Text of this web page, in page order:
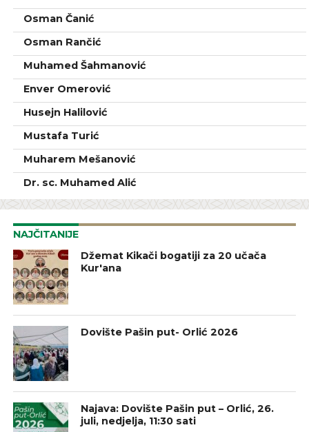
Osman Čanić
Osman Rančić
Muhamed Šahmanović
Enver Omerović
Husejn Halilović
Mustafa Turić
Muharem Mešanović
Dr. sc. Muhamed Alić
NAJČITANIJE
Džemat Kikači bogatiji za 20 učača
Kur'ana
Dovište Pašin put- Orlić 2026
Najava: Dovište Pašin put – Orlić, 26.
juli, nedjelja, 11:30 sati